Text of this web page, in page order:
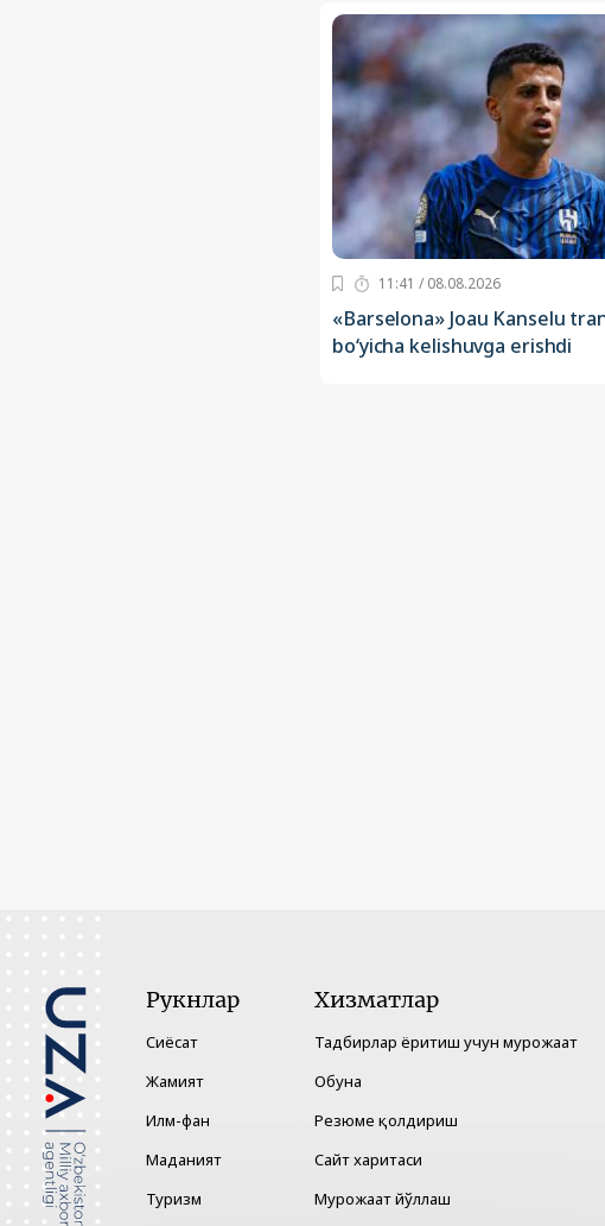
11:41 / 08.08.2026
«Barselona» Joau Kanselu
bo‘yicha kelishuvga erishdi
Рукнлар
Сиёсат
Жамият
Илм-фан
Маданият
Туризм
Хизматлар
Тадбирлар ёритиш учун мурожаат
Обуна
Резюме қолдириш
Сайт харитаси
Мурожаат йўллаш